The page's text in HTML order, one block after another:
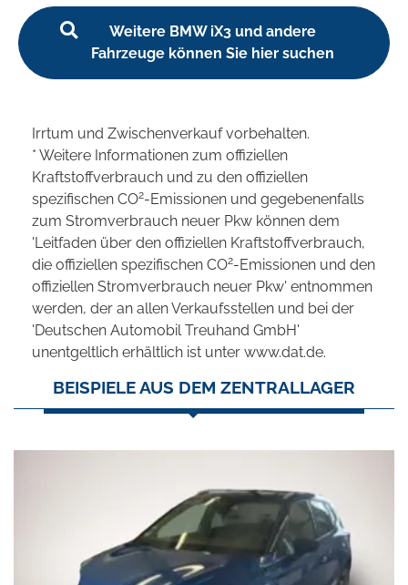
Weitere BMW iX3 und andere
Fahrzeuge können Sie hier suchen
Irrtum und Zwischenverkauf vorbehalten.
* Weitere Informationen zum offiziellen
Kraftstoffverbrauch und zu den offiziellen
spezifischen CO2-Emissionen und gegebenenfalls
zum Stromverbrauch neuer Pkw können dem
'Leitfaden über den offiziellen Kraftstoffverbrauch,
die offiziellen spezifischen CO2-Emissionen und den
offiziellen Stromverbrauch neuer Pkw' entnommen
werden, der an allen Verkaufsstellen und bei der
'Deutschen Automobil Treuhand GmbH'
unentgeltlich erhältlich ist unter www.dat.de.
BEISPIELE AUS DEM ZENTRALLAGER